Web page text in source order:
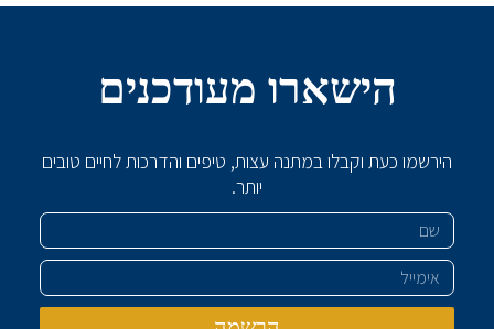
הישארו מעודכנים
הירשמו כעת וקבלו במתנה עצות, טיפים והדרכות לחיים טובים
יותר.
שם
אימייל